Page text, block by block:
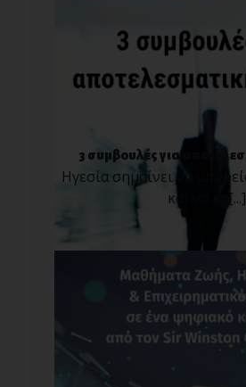
3 συμβουλές για
Ηγεσία σημαίνει να
και να κα[...]